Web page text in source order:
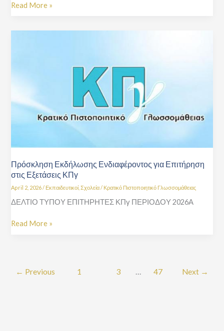
Read More »
Πρόσκληση Εκδήλωσης Ενδιαφέροντος για Επιτήρηση
στις Εξετάσεις ΚΠγ
April 2, 2026/ Εκπαιδευτικοί,Σχολεία/ Κρατικό Πιστοποιητικό Γλωσσομάθειας
ΔΕΛΤΙΟ ΤΥΠΟΥ ΕΠΙΤΗΡΗΤΕΣ ΚΠγ ΠΕΡΙΟΔΟΥ 2026Α
Read More »
← Previous 1 3 … 47 Next →